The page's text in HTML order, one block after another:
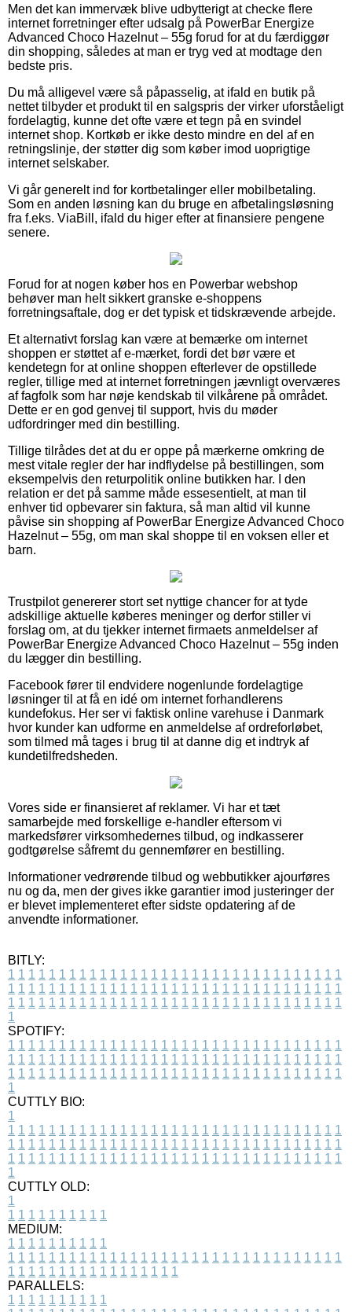
Men det kan immervæk blive udbytterigt at checke flere
internet forretninger efter udsalg på PowerBar Energize
Advanced Choco Hazelnut – 55g forud for at du færdiggør
din shopping, således at man er tryg ved at modtage den
bedste pris.
Du må alligevel være så påpasselig, at ifald en butik på
nettet tilbyder et produkt til en salgspris der virker uforståeligt
fordelagtig, kunne det ofte være et tegn på en svindel
internet shop. Kortkøb er ikke desto mindre en del af en
retningslinje, der støtter dig som køber imod uoprigtige
internet selskaber.
Vi går generelt ind for kortbetalinger eller mobilbetaling.
Som en anden løsning kan du bruge en afbetalingsløsning
fra f.eks. ViaBill, ifald du higer efter at finansiere pengene
senere.
Forud for at nogen køber hos en Powerbar webshop
behøver man helt sikkert granske e-shoppens
forretningsaftale, dog er det typisk et tidskrævende arbejde.
Et alternativt forslag kan være at bemærke om internet
shoppen er støttet af e-mærket, fordi det bør være et
kendetegn for at online shoppen efterlever de opstillede
regler, tillige med at internet forretningen jævnligt overværes
af fagfolk som har nøje kendskab til vilkårene på området.
Dette er en god genvej til support, hvis du møder
udfordringer med din bestilling.
Tillige tilrådes det at du er oppe på mærkerne omkring de
mest vitale regler der har indflydelse på bestillingen, som
eksempelvis den returpolitik online butikken har. I den
relation er det på samme måde essesentielt, at man til
enhver tid opbevarer sin faktura, så man altid vil kunne
påvise sin shopping af PowerBar Energize Advanced Choco
Hazelnut – 55g, om man skal shoppe til en voksen eller et
barn.
Trustpilot genererer stort set nyttige chancer for at tyde
adskillige aktuelle køberes meninger og derfor stiller vi
forslag om, at du tjekker internet firmaets anmeldelser af
PowerBar Energize Advanced Choco Hazelnut – 55g inden
du lægger din bestilling.
Facebook fører til endvidere nogenlunde fordelagtige
løsninger til at få en idé om internet forhandlerens
kundefokus. Her ser vi faktisk online varehuse i Danmark
hvor kunder kan udforme en anmeldelse af ordreforløbet,
som tilmed må tages i brug til at danne dig et indtryk af
kundetilfredsheden.
Vores side er finansieret af reklamer. Vi har et tæt
samarbejde med forskellige e-handler eftersom vi
markedsfører virksomhedernes tilbud, og indkasserer
godtgørelse såfremt du gennemfører en bestilling.
Informationer vedrørende tilbud og webbutikker ajourføres
nu og da, men der gives ikke garantier imod justeringer der
er blevet implementeret efter sidste opdatering af de
anvendte informationer.
BITLY:
1 1 1 1 1 1 1 1 1 1 1 1 1 1 1 1 1 1 1 1 1 1 1 1 1 1 1 1 1 1 1 1 1
1 1 1 1 1 1 1 1 1 1 1 1 1 1 1 1 1 1 1 1 1 1 1 1 1 1 1 1 1 1 1 1 1
1 1 1 1 1 1 1 1 1 1 1 1 1 1 1 1 1 1 1 1 1 1 1 1 1 1 1 1 1 1 1 1 1
1
SPOTIFY:
1 1 1 1 1 1 1 1 1 1 1 1 1 1 1 1 1 1 1 1 1 1 1 1 1 1 1 1 1 1 1 1 1
1 1 1 1 1 1 1 1 1 1 1 1 1 1 1 1 1 1 1 1 1 1 1 1 1 1 1 1 1 1 1 1 1
1 1 1 1 1 1 1 1 1 1 1 1 1 1 1 1 1 1 1 1 1 1 1 1 1 1 1 1 1 1 1 1 1
1
CUTTLY BIO:
1
1 1 1 1 1 1 1 1 1 1 1 1 1 1 1 1 1 1 1 1 1 1 1 1 1 1 1 1 1 1 1 1 1
1 1 1 1 1 1 1 1 1 1 1 1 1 1 1 1 1 1 1 1 1 1 1 1 1 1 1 1 1 1 1 1 1
1 1 1 1 1 1 1 1 1 1 1 1 1 1 1 1 1 1 1 1 1 1 1 1 1 1 1 1 1 1 1 1 1
1
CUTTLY OLD:
1
1 1 1 1 1 1 1 1 1 1
MEDIUM:
1 1 1 1 1 1 1 1 1 1
1 1 1 1 1 1 1 1 1 1 1 1 1 1 1 1 1 1 1 1 1 1 1 1 1 1 1 1 1 1 1 1 1
1 1 1 1 1 1 1 1 1 1 1 1 1 1 1 1 1
PARALLELS:
1 1 1 1 1 1 1 1 1 1